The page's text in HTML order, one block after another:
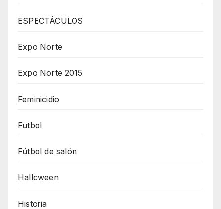
ESPECTÁCULOS
Expo Norte
Expo Norte 2015
Feminicidio
Futbol
Fútbol de salón
Halloween
Historia